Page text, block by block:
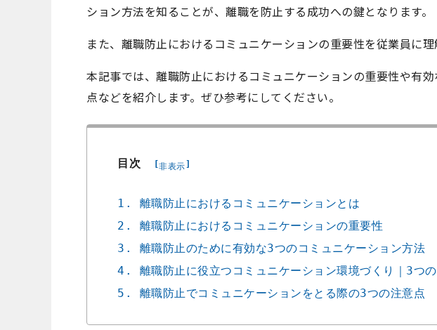
ション方法を知ることが、離職を防止する成功への鍵となります。
また、離職防止におけるコミュニケーションの重要性を従業員に理
本記事では、離職防止におけるコミュニケーションの重要性や有
点などを紹介します。ぜひ参考にしてください。
目次 [非表示
1. 離職防止におけるコミュニケーションとは
2. 離職防止におけるコミュニケーションの重要性
3. 離職防止のために有効な3つのコミュニケーション方法
4. 離職防止に役立つコミュニケーション環境づくり｜3つ
5. 離職防止でコミュニケーションをとる際の3つの注意点